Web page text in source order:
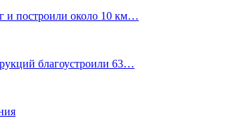
и построили около 10 км…
благоустроили 63…